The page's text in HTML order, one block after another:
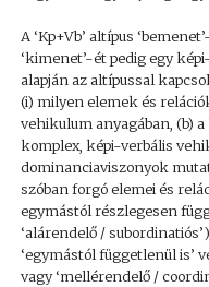
A ‘Kp+Vb’ altípus
‘kimenet’-ét pedig egy
alapján az altípussal
(i) milyen elemek és
vehikulum anyagában, (b)
komplex, képi-verbális
dominanciaviszonyok
szóban forgó elemei és
egymástól részlegesen
‘alárendelő /
‘egymástól függetlenül is’
vagy ‘mellérendelő /